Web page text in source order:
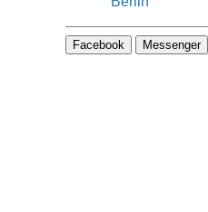
Facebook Messenger